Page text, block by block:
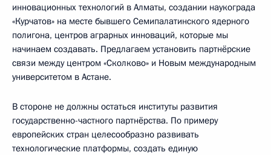
инновационных технологий в Алматы, создании наукограда
«Курчатов» на месте бывшего Семипалатинского ядерного
полигона, центров аграрных инноваций, которые мы
начинаем создавать. Предлагаем установить партнёрские
связи между центром «Сколково» и Новым международным
университетом в Астане.
В стороне не должны остаться институты развития
государственно-частного партнёрства. По примеру
европейских стран целесообразно развивать
технологические платформы, создать единую